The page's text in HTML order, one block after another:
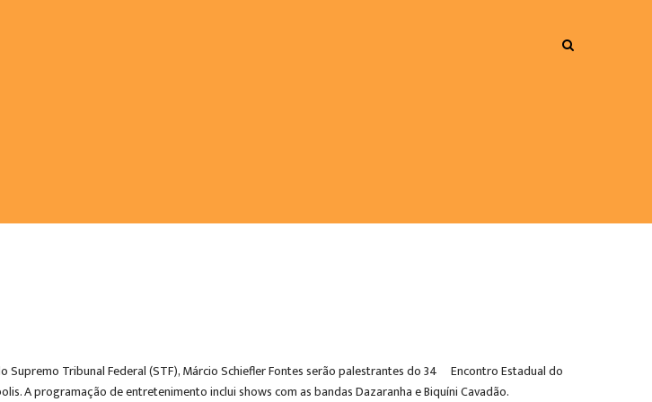
Tribunal Federal (STF), Márcio Schiefler Fontes serão palestrantes do 34º Encontro Estadual do
A programação de entretenimento inclui shows com as bandas Dazaranha e Biquíni Cavadão.